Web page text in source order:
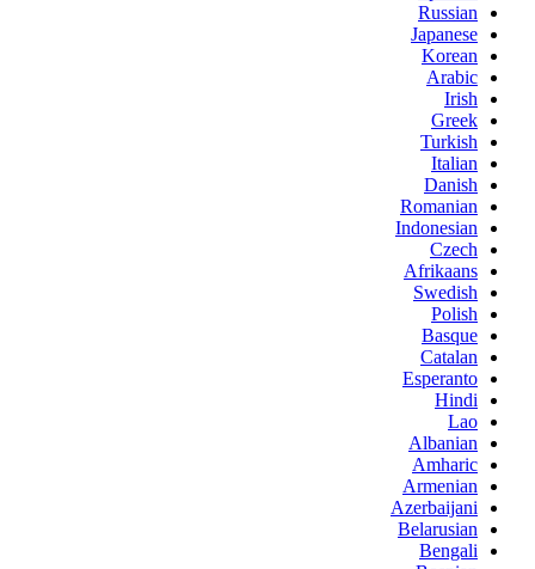
Russian
Japanese
Korean
Arabic
Irish
Greek
Turkish
Italian
Danish
Romanian
Indonesian
Czech
Afrikaans
Swedish
Polish
Basque
Catalan
Esperanto
Hindi
Lao
Albanian
Amharic
Armenian
Azerbaijani
Belarusian
Bengali